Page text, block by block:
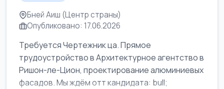
Бней Аиш (Центр страны)
Опубликовано: 17.06.2026
Требуется Чертежник ца. Прямое
трудоустройство в Архитектурное агентство в
Ришон-ле-Цион, проектирование алюминиевых
фасадов. Мы ждём отт кандидата: bull;